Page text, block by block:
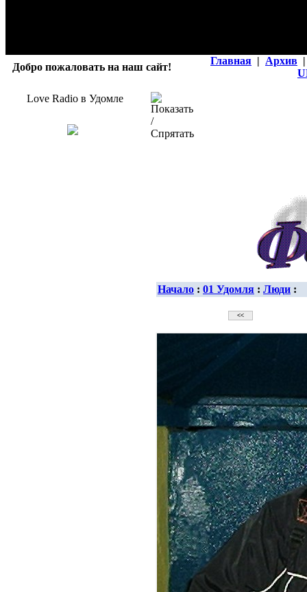
Добро пожаловать на наш сайт!
Главная | Архив |
Love Radio в Удомле
Начало : 01 Удомля : Люди :